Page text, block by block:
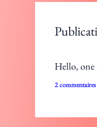
Hello, one
2 commentaires